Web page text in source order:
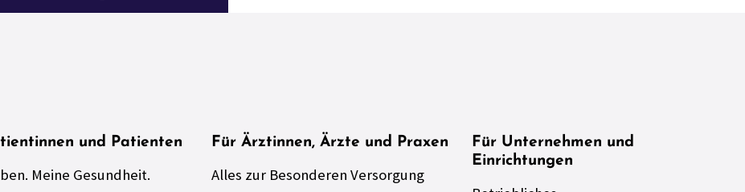
und Patienten
Meine Gesundheit.
Für Ärztinnen, Ärzte und Praxen
Alles zur Besonderen Versorgung
Für Unternehmen und
Einrichtungen